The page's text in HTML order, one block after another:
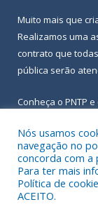
Muito mais que
Realizamos uma
contrato que
pública serão
Conheça o PNTP e
Todos os direitos
Nós usamos
navegação no
concorda com a
Para ter mais
Política de
ACEITO.